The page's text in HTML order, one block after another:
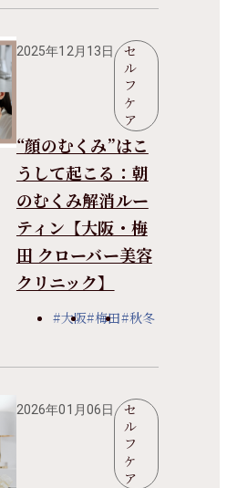
2025年12月13日
セ
ル
フ
ケ
ア
“顔のむくみ”はこ
うして起こる：朝
のむくみ解消ルー
ティン【大阪・梅
田 クローバー美容
クリニック】
#大阪#梅田#秋冬
2026年01月06日
セ
ル
フ
ケ
ア